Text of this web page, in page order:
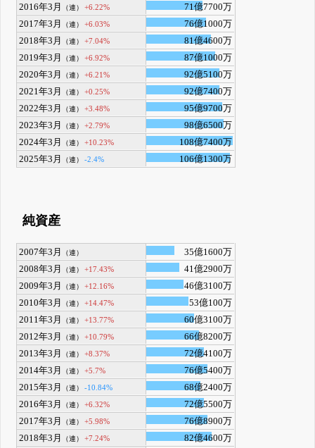
2016年3月
（連） +6.22%
71億7700万
2017年3月
（連） +6.03%
76億1000万
2018年3月
（連） +7.04%
81億4600万
2019年3月
（連） +6.92%
87億1000万
2020年3月
（連） +6.21%
92億5100万
2021年3月
（連） +0.25%
92億7400万
2022年3月
（連） +3.48%
95億9700万
2023年3月
（連） +2.79%
98億6500万
2024年3月
（連） +10.23%
108億7400万
2025年3月
（連） -2.4% 106億1300万
純資産
2007年3月 （連）
35億1600万
2008年3月
（連） +17.43%
41億2900万
2009年3月
（連） +12.16%
46億3100万
2010年3月
（連） +14.47%
53億100万
2011年3月
（連） +13.77%
60億3100万
2012年3月
（連） +10.79%
66億8200万
2013年3月
（連） +8.37%
72億4100万
2014年3月
（連） +5.7%
76億5400万
2015年3月
（連） -10.84%
68億2400万
2016年3月
（連） +6.32%
72億5500万
2017年3月
（連） +5.98%
76億8900万
2018年3月
（連） +7.24%
82億4600万